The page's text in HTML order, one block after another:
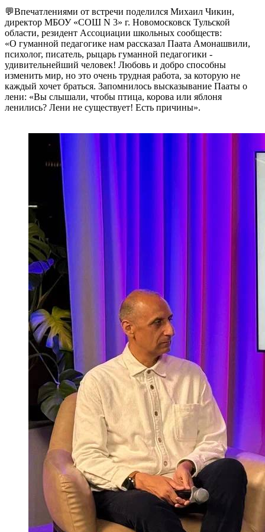
💬Впечатлениями от встречи поделился Михаил Чикин,
директор МБОУ «СОШ N 3» г. Новомосковск Тульской
области, резидент Ассоциации школьных сообществ:
«О гуманной педагогике нам рассказал Паата Амонашвили,
психолог, писатель, рыцарь гуманной педагогики -
удивительнейший человек! Любовь и добро способны
изменить мир, но это очень трудная работа, за которую не
каждый хочет браться. Запомнилось высказывание Пааты о
лени: «Вы слышали, чтобы птица, корова или яблоня
ленились? Лени не существует! Есть причины».